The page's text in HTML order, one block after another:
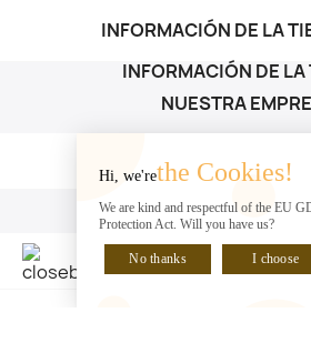
INFORMACIÓN DE LA
INFORMACIÓN DE
NUESTRA
NUESTRA EMPRESA
SU CUENTA
SU CUENTA
Hi, we'rethe Cookies!
We are kind and respectful of the EU
Protection Act. Will you have us?
No thanks I choose
HABLA CON